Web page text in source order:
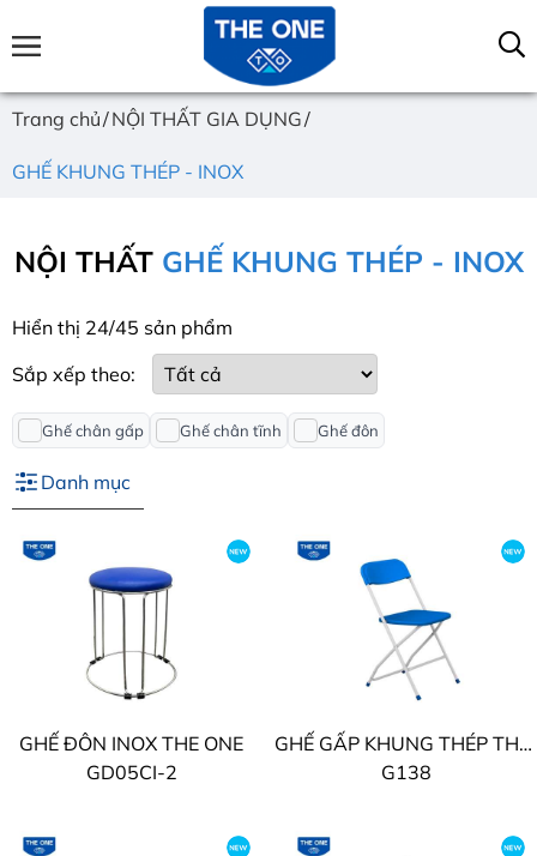
Trang chủ NỘI THẤT GIA DỤNG
GHẾ KHUNG THÉP - INOX
NỘI THẤT GHẾ KHUNG THÉP - INOX
Hiển thị 24/45 sản phẩm
Sắp xếp theo:
Ghế chân gấp Ghế chân tĩnh Ghế đôn
Danh mục
GHẾ ĐÔN INOX THE ONE
GD05CI-2
GHẾ GẤP KHUNG THÉP THE ONE
G138